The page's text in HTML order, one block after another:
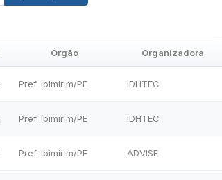
Órgão Organizadora
Pref. Ibimirim/PE IDHTEC
Pref. Ibimirim/PE IDHTEC
Pref. Ibimirim/PE ADVISE